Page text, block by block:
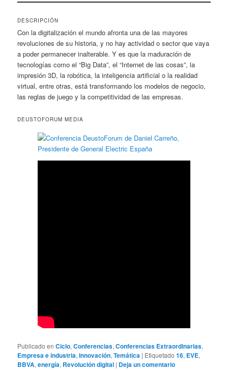
DESCRIPCIÓN
Con la digitalización el mundo afronta una de las mayores
revoluciones de su historia, y no hay actividad o sector que vaya
a poder permanecer inalterable. Y es que la maduración de
tecnologías como el “Big Data”, el “Internet de las cosas”, la
impresión 3D, la robótica, la inteligencia artificial o la realidad
virtual, entre otras, está transformando los modelos de negocio,
las reglas de juego y la competitividad de las empresas.
DEUSTOFORUM MEDIA
Publicado en Ciclo,Conferencias,Conferencias Extraordinarias,
Empresa e industria,Innovación,Temática | Etiquetado 16, EVE,
BBVA,energía, Revolución digital | Deja un comentario